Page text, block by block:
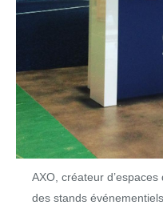
AXO, créateur
des stands événementiels.